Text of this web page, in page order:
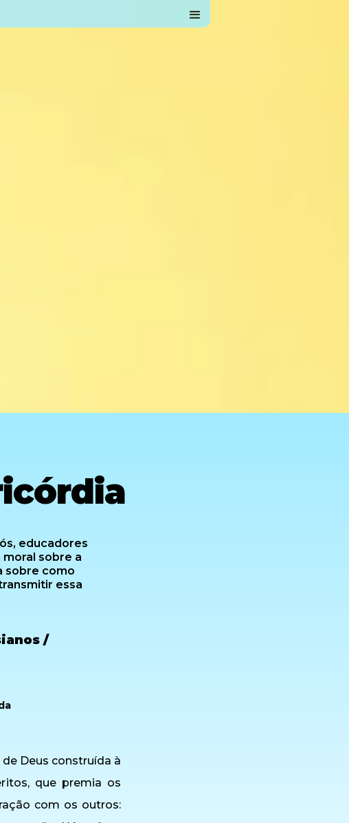
educadores
sobre a
sobre como
essa
/
Deus construída à
que premia os
com os outros: